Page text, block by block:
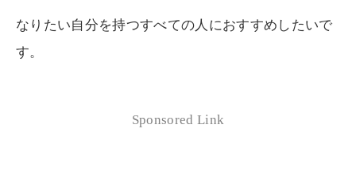
なりたい自分を持つすべての人におすすめしたいで
す。
Sponsored Link